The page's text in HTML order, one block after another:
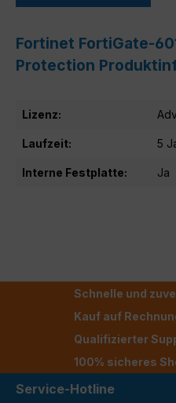
Fortinet FortiGate-
Protection
Lizenz:
Laufzeit: 5
Interne Festplatte: Ja
Schnelle und
Kauf auf
Qualifizierter
100% sicheres
Service-Hotline